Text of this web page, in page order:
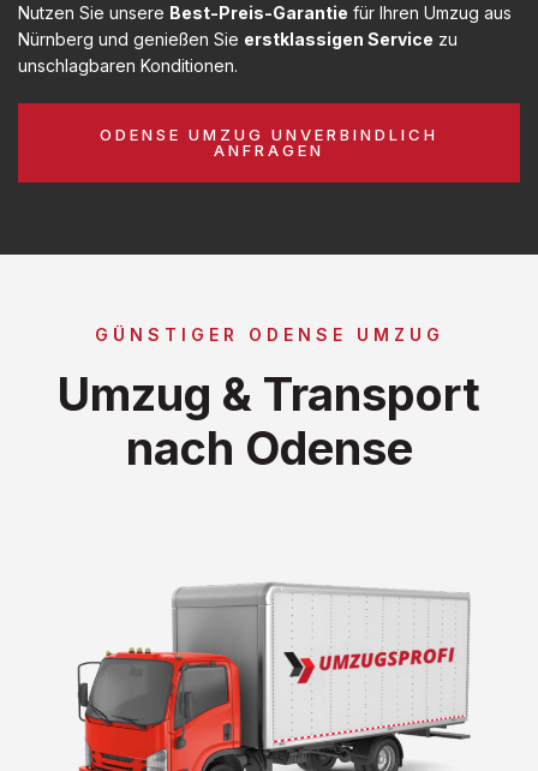
Nutzen Sie unsere Best-Preis-Garantie für Ihren Umzug aus
Nürnberg und genießen Sie erstklassigen Service zu
unschlagbaren Konditionen.
ODENSE UMZUG UNVERBINDLICH
ANFRAGEN
GÜNSTIGER ODENSE UMZUG
Umzug & Transport
nach Odense